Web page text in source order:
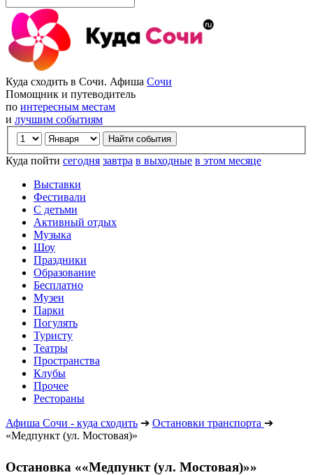
Куда сходить в Сочи. Афиша Сочи
Помощник и путеводитель
по интересным местам
и лучшим событиям
Куда пойти сегодня завтра в выходные в этом месяце
Выставки
Фестивали
С детьми
Активный отдых
Музыка
Шоу
Праздники
Образование
Бесплатно
Музеи
Парки
Погулять
Туристу
Театры
Пространства
Клубы
Прочее
Рестораны
Афиша Сочи - куда сходить ➔ Остановки транспорта ➔
«Медпункт (ул. Мостовая)»
Остановка ««Медпункт (ул. Мостовая)»»